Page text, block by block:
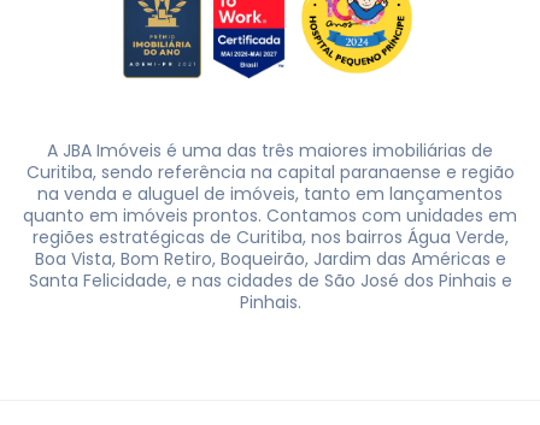
A JBA Imóveis é uma das três maiores imobiliárias de
Curitiba, sendo referência na capital paranaense e região
na venda e aluguel de imóveis, tanto em lançamentos
quanto em imóveis prontos. Contamos com unidades em
regiões estratégicas de Curitiba, nos bairros Água Verde,
Boa Vista, Bom Retiro, Boqueirão, Jardim das Américas e
Santa Felicidade, e nas cidades de São José dos Pinhais e
Pinhais.